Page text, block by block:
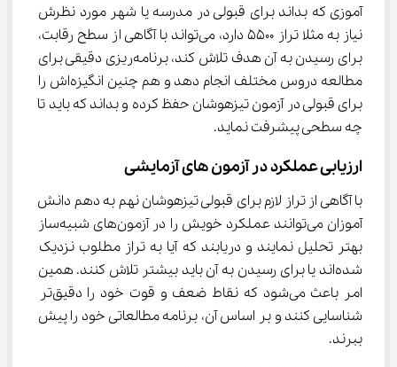
آموزی که بداند برای قبولی در مدرسه یا شهر مورد نظرش
نیاز به مثلا تراز 5500 دارد، می‌تواند با آگاهی از سطح رقابت،
برای رسیدن به آن هدف تلاش کند، برنامه‌ریزی دقیقی برای
مطالعه دروس مختلف انجام دهد و هم چنین انگیزه‌اش را
برای قبولی در آزمون تیزهوشان حفظ کرده و بداند که باید تا
چه سطحی پیشرفت نماید.
ارزیابی عملکرد در آزمون های آزمایشی
با آگاهی از تراز لازم برای قبولی تیزهوشان نهم به دهم دانش
آموزان می‌توانند عملکرد خویش را در آزمون‌های شبیه‌ساز
بهتر تحلیل نمایند و دریابند که آیا به تراز مطلوب نزدیک
شده‌اند یا برای رسیدن به آن باید بیشتر تلاش کنند. همین
امر باعث می‌شود که نقاط ضعف و قوت خود را دقیق‌تر
شناسایی کنند و بر اساس آن، برنامه مطالعاتی خود را پیش
ببرند.